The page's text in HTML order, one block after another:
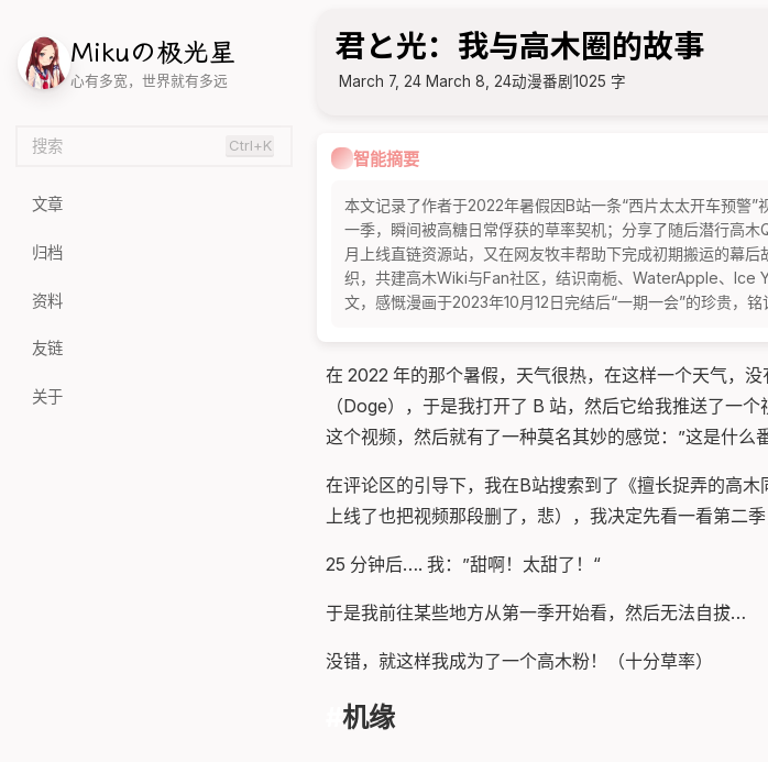
Mikuの极光星
心有多宽，世界就有多远
搜索 Ctrl+K
文章
归档
资料
友链
关于
君と光：我与高木圈的故事
March 7, 24 March 8, 24动漫番剧 1025 字
智能摘要
本文记录了作者于2022年暑假因B站一条“西片太太开车预警
一季，瞬间被高糖日常俘获的草率契机；分享了随后潜行高
月上线直链资源站，又在网友牧丰帮助下完成初期搬运的幕
织，共建高木Wiki与Fan社区，结识南栀、WaterApple、Ice
文，感慨漫画于2023年10月12日完结后“一期一会”的珍贵，铭
在 2022 年的那个暑假，天气很热，在这样一个天气，
（Doge），于是我打开了 B 站，然后它给我推送了一
这个视频，然后就有了一种莫名其妙的感觉：”这是什么
在评论区的引导下，我在B站搜索到了《擅长捉弄的高
上线了也把视频那段删了，悲），我决定先看一看第二
25 分钟后…. 我：”甜啊！太甜了！“
于是我前往某些地方从第一季开始看，然后无法自拔…
没错，就这样我成为了一个高木粉！（十分草率）
机缘